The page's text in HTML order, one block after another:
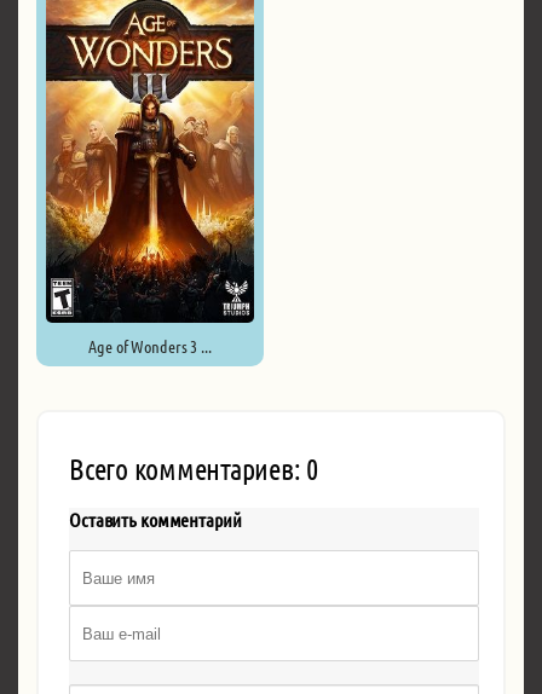
Age of Wonders 3 ...
Всего комментариев: 0
Оставить комментарий